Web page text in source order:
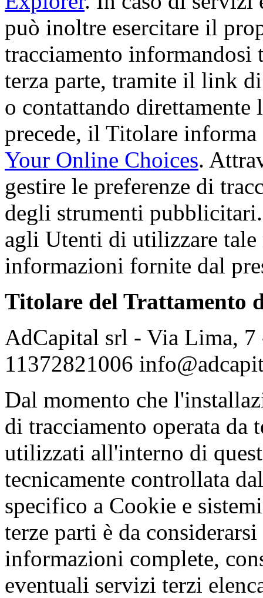
può inoltre esercitare il
tracciamento
terza parte, tramite il link
o contattando direttamente
precede, il Titolare
Your Online Choices.
gestire le preferenze di
degli strumenti
agli Utenti di utilizzare tale
informazioni fornite dal
Titolare del Trattamento
AdCapital srl - Via Lima, 7
11372821006
Dal momento che
di tracciamento operata da
utilizzati all'interno di
tecnicamente controllata
specifico a Cookie e
terze parti è da
informazioni complete,
eventuali servizi terzi